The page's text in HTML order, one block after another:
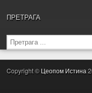
ПРЕТРАГА
Copyright © Цеопом Истина